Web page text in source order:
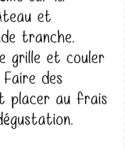
et
tranche.
grille et couler
des
placer au frais